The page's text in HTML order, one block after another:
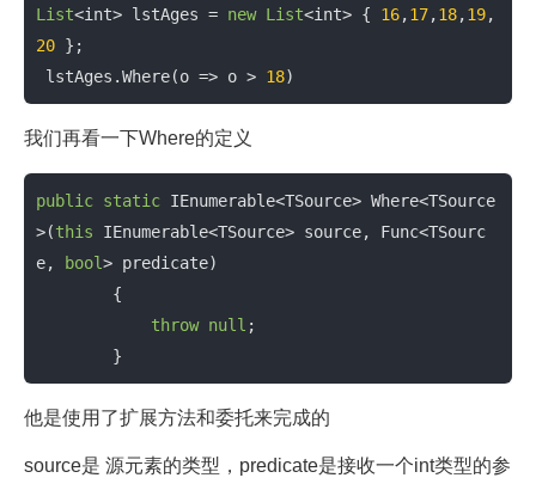
List<int> lstAges = new List<int> { 16,17,18,19,
20 };
lstAges.Where(o => o > 18)
我们再看一下Where的定义
public static IEnumerable<TSource> Where<TSource
>(this IEnumerable<TSource> source, Func<TSourc
e,
bool> predicate)
throw null ;
        }
他是使用了扩展方法和委托来完成的
source是 源元素的类型，predicate是接收一个int类型的参